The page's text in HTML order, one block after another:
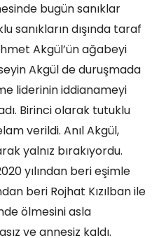
bugün sanıklar
sanıkların dışında taraf
Akgül’ün ağabeyi
Akgül de duruşmada
liderinin iddianameyi
Birinci olarak tutuklu
verildi. Anıl Akgül,
yalnız bırakıyordu.
yılından beri eşimle
beri Rojhat Kızılban ile
ölmesini asla
ve annesiz kaldı.